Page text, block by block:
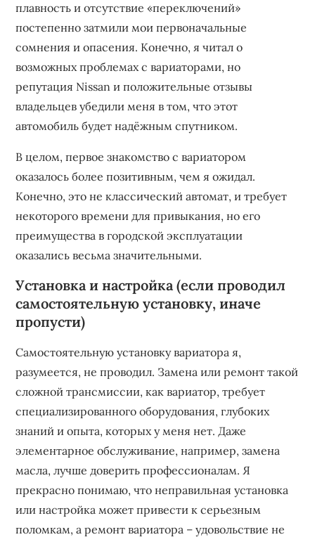
плавность и отсутствие «переключений»
постепенно затмили мои первоначальные
сомнения и опасения. Конечно, я читал о
возможных проблемах с вариаторами, но
репутация Nissan и положительные отзывы
владельцев убедили меня в том, что этот
автомобиль будет надёжным спутником.
В целом, первое знакомство с вариатором
оказалось более позитивным, чем я ожидал.
Конечно, это не классический автомат, и требует
некоторого времени для привыкания, но его
преимущества в городской эксплуатации
оказались весьма значительными.
Установка и настройка (если проводил
самостоятельную установку, иначе
пропусти)
Самостоятельную установку вариатора я,
разумеется, не проводил. Замена или ремонт такой
сложной трансмиссии, как вариатор, требует
специализированного оборудования, глубоких
знаний и опыта, которых у меня нет. Даже
элементарное обслуживание, например, замена
масла, лучше доверить профессионалам. Я
прекрасно понимаю, что неправильная установка
или настройка может привести к серьезным
поломкам, а ремонт вариатора – удовольствие не